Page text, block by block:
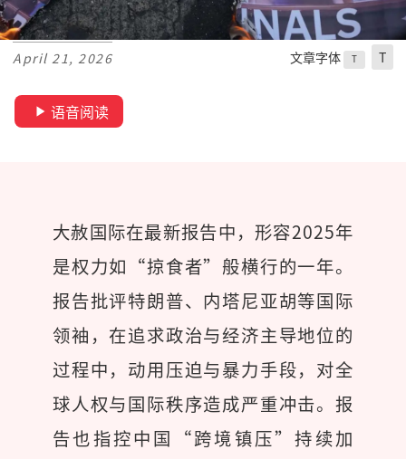
April 21, 2026 文章字体 T T
语音阅读
大赦国际在最新报告中，形容2025年
是权力如“掠食者”般横行的一年。
报告批评特朗普、内塔尼亚胡等国际
领袖，在追求政治与经济主导地位的
过程中，动用压迫与暴力手段，对全
球人权与国际秩序造成严重冲击。报
告也指控中国“跨境镇压”持续加